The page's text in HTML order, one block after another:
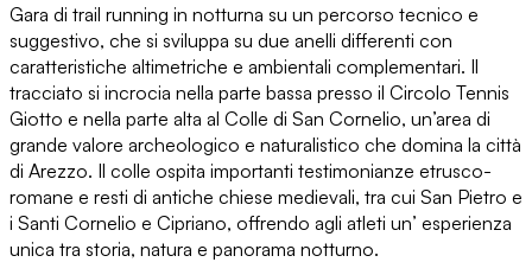
Gara di trail running in notturna su un percorso tecnico e
suggestivo, che si sviluppa su due anelli differenti con
caratteristiche altimetriche e ambientali complementari. Il
tracciato si incrocia nella parte bassa presso il Circolo Tennis
Giotto e nella parte alta al Colle di San Cornelio, un’area di
grande valore archeologico e naturalistico che domina la città
di Arezzo. Il colle ospita importanti testimonianze etrusco-
romane e resti di antiche chiese medievali, tra cui San Pietro e
i Santi Cornelio e Cipriano, offrendo agli atleti un’ esperienza
unica tra storia, natura e panorama notturno.